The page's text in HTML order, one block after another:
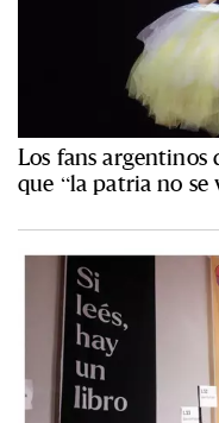
Los fans argentinos
que “la patria no se